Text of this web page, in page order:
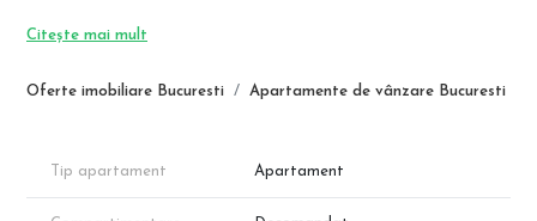
Oferte imobiliare Bucuresti Apartamente de vânzare Bucuresti
Apartamente premium – Theodor Pallady, lângă metrou Nicolae
comision
la doar câțiva pași de stația de metrou Nicolae Teclu!
Citește mai mult
Tip apartament Apartament